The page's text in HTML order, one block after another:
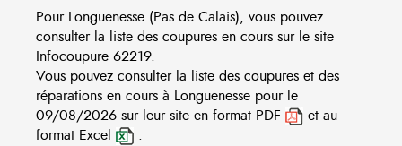
Pour Longuenesse (Pas de Calais), vous pouvez
consulter la liste des coupures en cours sur le site
Infocoupure 62219.
Vous pouvez consulter la liste des coupures et des
réparations en cours à Longuenesse pour le
09/08/2026 sur leur site en format PDF
et au
format Excel
.